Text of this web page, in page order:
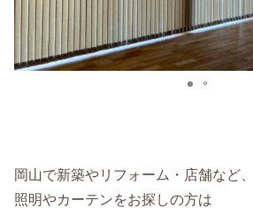
岡山で新築やリフォーム・店舗など、
照明やカーテンをお探しの方は